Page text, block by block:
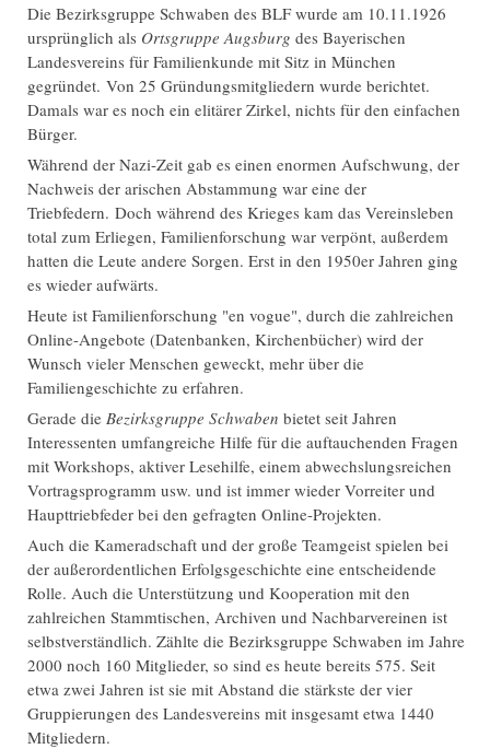
Die Bezirksgruppe Schwaben des BLF wurde am 10.11.1926
ursprünglich als Ortsgruppe Augsburg des Bayerischen
Landesvereins für Familienkunde mit Sitz in München
gegründet. Von 25 Gründungsmitgliedern wurde berichtet.
Damals war es noch ein elitärer Zirkel, nichts für den einfachen
Bürger.
Während der Nazi-Zeit gab es einen enormen Aufschwung, der
Nachweis der arischen Abstammung war eine der
Triebfedern. Doch während des Krieges kam das Vereinsleben
total zum Erliegen, Familienforschung war verpönt, außerdem
hatten die Leute andere Sorgen. Erst in den 1950er Jahren ging
es wieder aufwärts.
Heute ist Familienforschung "en vogue", durch die zahlreichen
Online-Angebote (Datenbanken, Kirchenbücher) wird der
Wunsch vieler Menschen geweckt, mehr über die
Familiengeschichte zu erfahren.
Gerade die Bezirksgruppe Schwaben bietet seit Jahren
Interessenten umfangreiche Hilfe für die auftauchenden Fragen
mit Workshops, aktiver Lesehilfe, einem abwechslungsreichen
Vortragsprogramm usw. und ist immer wieder Vorreiter und
Haupttriebfeder bei den gefragten Online-Projekten.
Auch die Kameradschaft und der große Teamgeist spielen bei
der außerordentlichen Erfolgsgeschichte eine entscheidende
Rolle. Auch die Unterstützung und Kooperation mit den
zahlreichen Stammtischen, Archiven und Nachbarvereinen ist
selbstverständlich. Zählte die Bezirksgruppe Schwaben im Jahre
2000 noch 160 Mitglieder, so sind es heute bereits 575. Seit
etwa zwei Jahren ist sie mit Abstand die stärkste der vier
Gruppierungen des Landesvereins mit insgesamt etwa 1440
Mitgliedern.